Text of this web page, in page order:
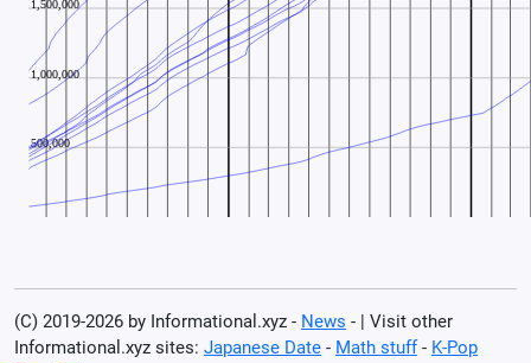
(C) 2019-2026 by Informational.xyz - News - | Visit other
Informational.xyz sites: Japanese Date - Math stuff- K-Pop